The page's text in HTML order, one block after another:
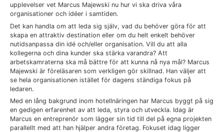
upplevelser vet Marcus Majewski nu hur vi ska driva våra
organisationer och idéer i samtiden.
Det kan handla om att leda sig själv, vad du behöver göra för att
skapa en attraktiv destination eller om du helt enkelt behöver
nutidsanpassa din idé och/eller organisation. Vill du att alla
kollegerna och dina kunder ska stärka varandra? Att
arbetskamraterna ska må bättre för att kunna nå nya mål? Marcus
Majewski är föreläsaren som verkligen gör skillnad. Han väljer att
se hela organisationen istället för dagens ständiga fokus på
ledaren.
Med en lång bakgrund inom hotellnäringen har Marcus byggt på sig
en gedigen erfarenhet av att leda, styra och utveckla. Idag är
Marcus en entreprenör som lägger sin tid till del på egna projekten
parallellt med att han hjälper andra företag. Fokuset idag ligger